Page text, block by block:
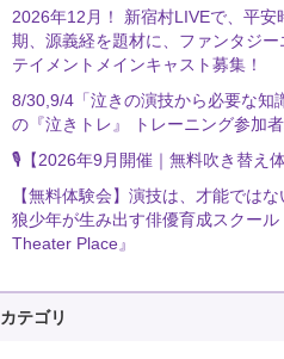
2026年12月！ 新宿村LIVEで、平安
期、源義経を題材に、ファンタジー
テイメントメインキャスト募集！
8/30,9/4「泣きの演技から必要な知
の『泣きトレ』 トレーニング参加
🎙️【2026年9月開催｜無料吹き替え
【無料体験会】演技は、才能ではな
狼少年が生み出す俳優育成スクール
Theater Place』
カテゴリ